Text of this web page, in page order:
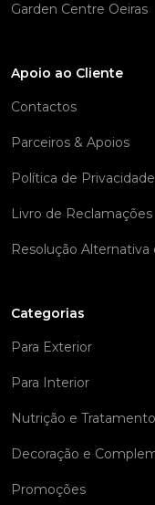
Garden Centre Oeiras
Apoio ao Cliente
Contactos
Parceiros & Apoios
Política de Privacidade
Livro de Reclamações
Resolução Alternativa
Categorias
Para Exterior
Para Interior
Nutrição e
Decoração e
Promoções